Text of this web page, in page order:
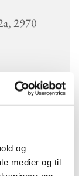
og
medier og til
2970
Kirke for
med
studerende